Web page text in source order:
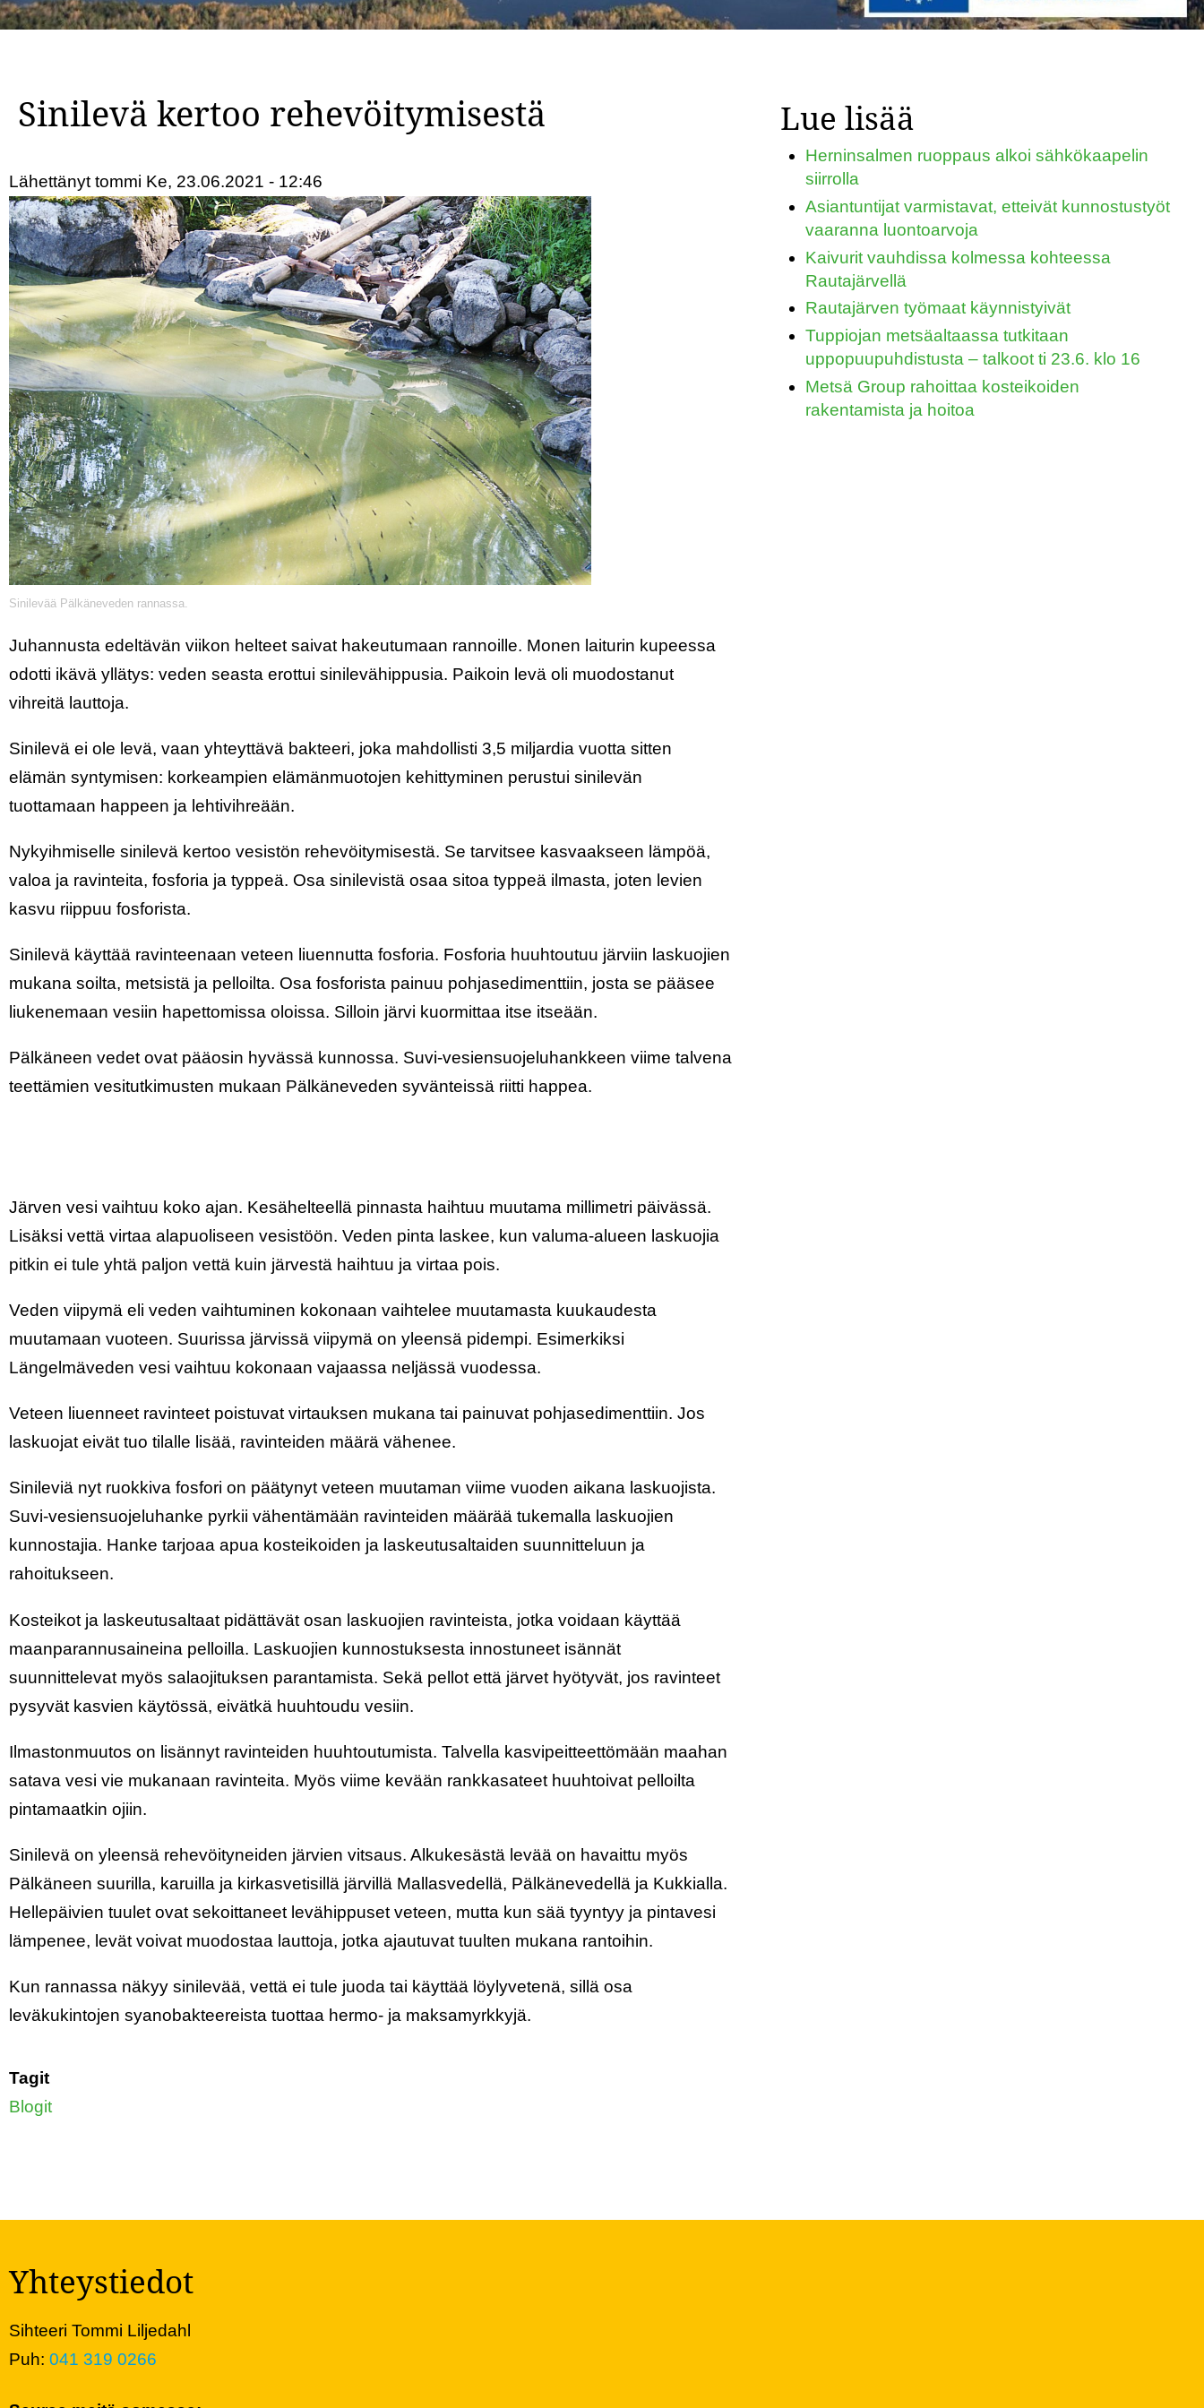
Sinilevä kertoo rehevöitymisestä
Lähettänyttommi Ke, 23.06.2021 - 12:46
Sinilevää Pälkäneveden rannassa.
Juhannusta edeltävän viikon helteet saivat hakeutumaan rannoille. Monen laiturin kupeessa
odotti ikävä yllätys: veden seasta erottui sinilevähippusia. Paikoin levä oli muodostanut
vihreitä lauttoja.
Sinilevä ei ole levä, vaan yhteyttävä bakteeri, joka mahdollisti 3,5 miljardia vuotta sitten
elämän syntymisen: korkeampien elämänmuotojen kehittyminen perustui sinilevän
tuottamaan happeen ja lehtivihreään.
Nykyihmiselle sinilevä kertoo vesistön rehevöitymisestä. Se tarvitsee kasvaakseen lämpöä,
valoa ja ravinteita, fosforia ja typpeä. Osa sinilevistä osaa sitoa typpeä ilmasta, joten levien
kasvu riippuu fosforista.
Sinilevä käyttää ravinteenaan veteen liuennutta fosforia. Fosforia huuhtoutuu järviin laskuojien
mukana soilta, metsistä ja pelloilta. Osa fosforista painuu pohjasedimenttiin, josta se pääsee
liukenemaan vesiin hapettomissa oloissa. Silloin järvi kuormittaa itse itseään.
Pälkäneen vedet ovat pääosin hyvässä kunnossa. Suvi-vesiensuojeluhankkeen viime talvena
teettämien vesitutkimusten mukaan Pälkäneveden syvänteissä riitti happea.
Järven vesi vaihtuu koko ajan. Kesähelteellä pinnasta haihtuu muutama millimetri päivässä.
Lisäksi vettä virtaa alapuoliseen vesistöön. Veden pinta laskee, kun valuma-alueen laskuojia
pitkin ei tule yhtä paljon vettä kuin järvestä haihtuu ja virtaa pois.
Veden viipymä eli veden vaihtuminen kokonaan vaihtelee muutamasta kuukaudesta
muutamaan vuoteen. Suurissa järvissä viipymä on yleensä pidempi. Esimerkiksi
Längelmäveden vesi vaihtuu kokonaan vajaassa neljässä vuodessa.
Veteen liuenneet ravinteet poistuvat virtauksen mukana tai painuvat pohjasedimenttiin. Jos
laskuojat eivät tuo tilalle lisää, ravinteiden määrä vähenee.
Sinileviä nyt ruokkiva fosfori on päätynyt veteen muutaman viime vuoden aikana laskuojista.
Suvi-vesiensuojeluhanke pyrkii vähentämään ravinteiden määrää tukemalla laskuojien
kunnostajia. Hanke tarjoaa apua kosteikoiden ja laskeutusaltaiden suunnitteluun ja
rahoitukseen.
Kosteikot ja laskeutusaltaat pidättävät osan laskuojien ravinteista, jotka voidaan käyttää
maanparannusaineina pelloilla. Laskuojien kunnostuksesta innostuneet isännät
suunnittelevat myös salaojituksen parantamista. Sekä pellot että järvet hyötyvät, jos ravinteet
pysyvät kasvien käytössä, eivätkä huuhtoudu vesiin.
Ilmastonmuutos on lisännyt ravinteiden huuhtoutumista. Talvella kasvipeitteettömään maahan
satava vesi vie mukanaan ravinteita. Myös viime kevään rankkasateet huuhtoivat pelloilta
pintamaatkin ojiin.
Sinilevä on yleensä rehevöityneiden järvien vitsaus. Alkukesästä levää on havaittu myös
Pälkäneen suurilla, karuilla ja kirkasvetisillä järvillä Mallasvedellä, Pälkänevedellä ja Kukkialla.
Hellepäivien tuulet ovat sekoittaneet levähippuset veteen, mutta kun sää tyyntyy ja pintavesi
lämpenee, levät voivat muodostaa lauttoja, jotka ajautuvat tuulten mukana rantoihin.
Kun rannassa näkyy sinilevää, vettä ei tule juoda tai käyttää löylyvetenä, sillä osa
leväkukintojen syanobakteereista tuottaa hermo- ja maksamyrkkyjä.
Tagit
Blogit
Lue lisää
Herninsalmen ruoppaus alkoi sähkökaapelin
siirrolla
Asiantuntijat varmistavat, etteivät kunnostustyöt
vaaranna luontoarvoja
Kaivurit vauhdissa kolmessa kohteessa
Rautajärvellä
Rautajärven työmaat käynnistyivät
Tuppiojan metsäaltaassa tutkitaan
uppopuupuhdistusta – talkoot ti 23.6. klo 16
Metsä Group rahoittaa kosteikoiden
rakentamista ja hoitoa
Yhteystiedot
Sihteeri Tommi Liljedahl
Puh: 041 319 0266